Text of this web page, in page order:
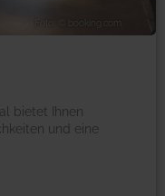
Foto: © booking.com
bietet Ihnen
und eine